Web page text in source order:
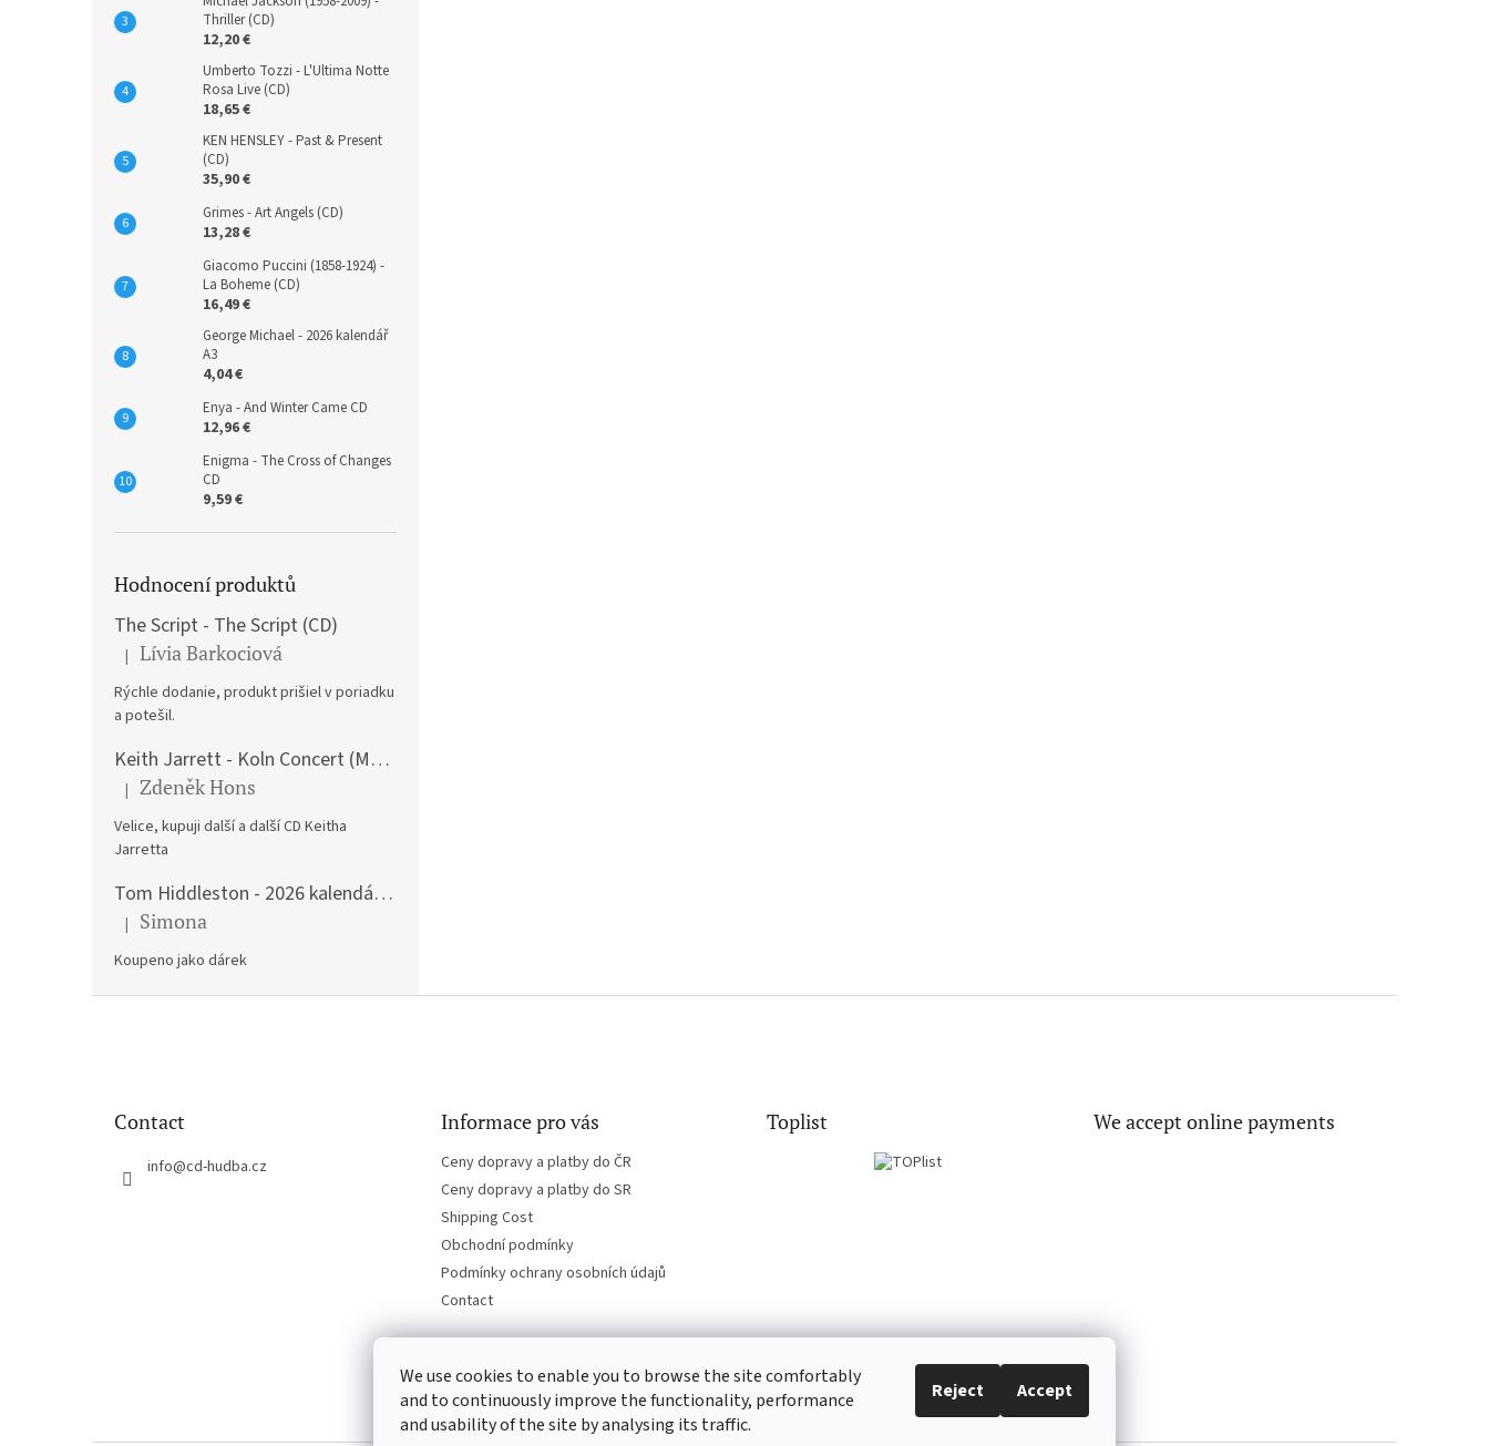
We use cookies to enable you to browse the site comfortably
and to continuously improve the functionality, performance
and usability of the site by analysing its traffic.
Reject Accept
Thriller (CD)
12,20 €
Umberto Tozzi - L'Ultima Notte
Rosa Live (CD)
18,65 €
KEN HENSLEY - Past & Present
(CD)
35,90 €
Grimes - Art Angels (CD)
13,28 €
Giacomo Puccini (1858-1924) -
La Boheme (CD)
16,49 €
George Michael - 2026 kalendář
A3
4,04 €
Enya - And Winter Came CD
12,96 €
Enigma - The Cross of Changes
CD
9,59 €
Hodnocení produktů
The Script - The Script (CD)
The product rating is 5 out of 5 stars.
| Lívia Barkociová
Rýchle dodanie, produkt prišiel v poriadku
a potešil.
Keith Jarrett - Koln Concert (Music CD)
The product rating is 5 out of 5 stars.
| Zdeněk Hons
Velice, kupuji další a další CD Keitha
Jarretta
Tom Hiddleston - 2026 kalendář A3
The product rating is 5 out of 5 stars.
| Simona
Koupeno jako dárek
Contact
info@cd-hudba.cz
Informace pro vás
Ceny dopravy a platby do ČR
Ceny dopravy a platby do SR
Shipping Cost
Obchodní podmínky
Podmínky ochrany osobních údajů
Contact
Toplist We accept online payments
EN-filmy.cz CD-Soundtrack.cz